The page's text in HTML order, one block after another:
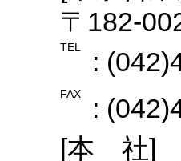
〒182-
TEL :
FAX
:
[本 社]